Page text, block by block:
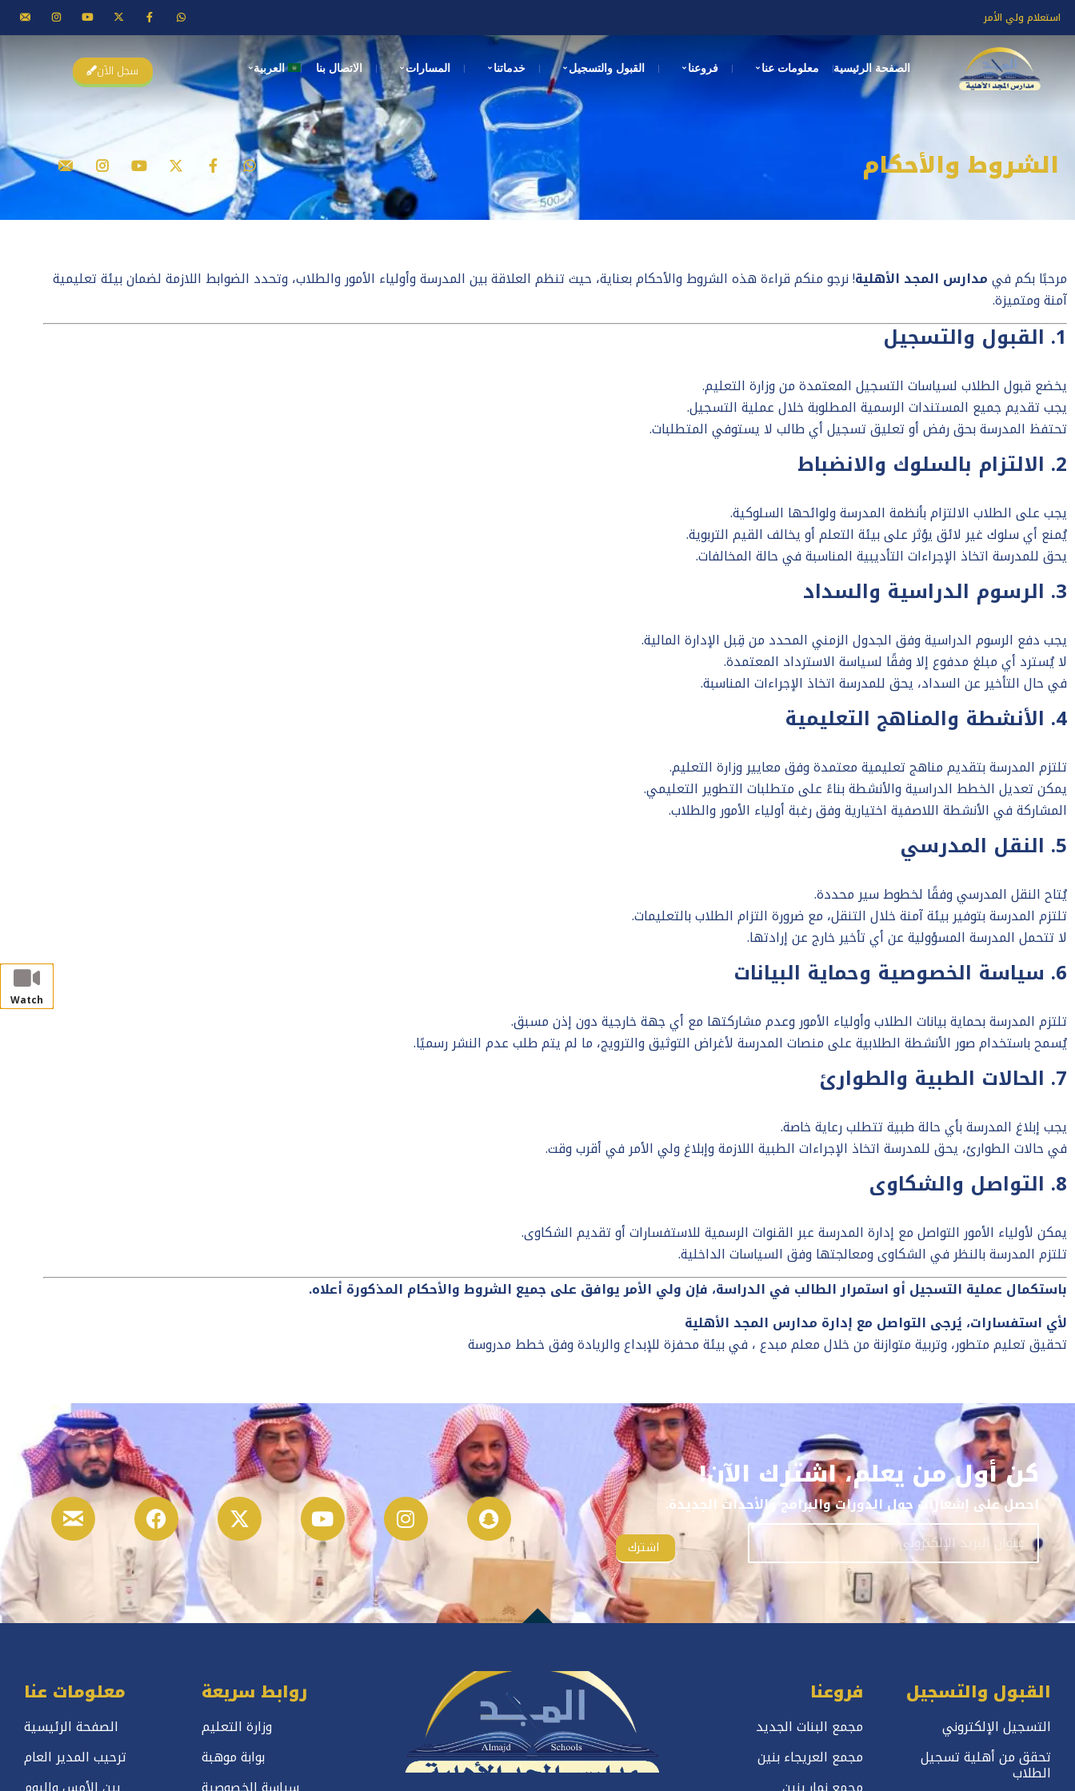
استعلام ولي الأمر
الصفحة الرئيسية معلومات عنا فروعنا القبول والتسجيل خدماتنا المسارات الاتصال بنا العربية سجل الآن You are here:
Home الشروط وال�…
الشروط والأحكام
مرحبًا بكم فيمدارس المجد الأهلية! نرجو منكم قراءة هذه الشروط والأحكام بعناية، حيث تنظم العلاقة بين المدرسة وأولياء الأمور والطلاب، وتحدد الضوابط اللازمة لضمان بيئة تعليمية
آمنة ومتميزة.
1. القبول والتسجيل
يخضع قبول الطلاب لسياسات التسجيل المعتمدة من وزارة التعليم.
يجب تقديم جميع المستندات الرسمية المطلوبة خلال عملية التسجيل.
تحتفظ المدرسة بحق رفض أو تعليق تسجيل أي طالب لا يستوفي المتطلبات.
2. الالتزام بالسلوك والانضباط
يجب على الطلاب الالتزام بأنظمة المدرسة ولوائحها السلوكية.
يُمنع أي سلوك غير لائق يؤثر على بيئة التعلم أو يخالف القيم التربوية.
يحق للمدرسة اتخاذ الإجراءات التأديبية المناسبة في حالة المخالفات.
3. الرسوم الدراسية والسداد
يجب دفع الرسوم الدراسية وفق الجدول الزمني المحدد من قِبل الإدارة المالية.
لا يُسترد أي مبلغ مدفوع إلا وفقًا لسياسة الاسترداد المعتمدة.
في حال التأخير عن السداد، يحق للمدرسة اتخاذ الإجراءات المناسبة.
4. الأنشطة والمناهج التعليمية
تلتزم المدرسة بتقديم مناهج تعليمية معتمدة وفق معايير وزارة التعليم.
يمكن تعديل الخطط الدراسية والأنشطة بناءً على متطلبات التطوير التعليمي.
المشاركة في الأنشطة اللاصفية اختيارية وفق رغبة أولياء الأمور والطلاب.
5. النقل المدرسي
يُتاح النقل المدرسي وفقًا لخطوط سير محددة.
تلتزم المدرسة بتوفير بيئة آمنة خلال التنقل، مع ضرورة التزام الطلاب بالتعليمات.
لا تتحمل المدرسة المسؤولية عن أي تأخير خارج عن إرادتها.
6. سياسة الخصوصية وحماية البيانات
تلتزم المدرسة بحماية بيانات الطلاب وأولياء الأمور وعدم مشاركتها مع أي جهة خارجية دون إذن مسبق.
يُسمح باستخدام صور الأنشطة الطلابية على منصات المدرسة لأغراض التوثيق والترويج، ما لم يتم طلب عدم النشر رسميًا.
7. الحالات الطبية والطوارئ
يجب إبلاغ المدرسة بأي حالة طبية تتطلب رعاية خاصة.
في حالات الطوارئ، يحق للمدرسة اتخاذ الإجراءات الطبية اللازمة وإبلاغ ولي الأمر في أقرب وقت.
8. التواصل والشكاوى
يمكن لأولياء الأمور التواصل مع إدارة المدرسة عبر القنوات الرسمية للاستفسارات أو تقديم الشكاوى.
تلتزم المدرسة بالنظر في الشكاوى ومعالجتها وفق السياسات الداخلية.
باستكمال عملية التسجيل أو استمرار الطالب في الدراسة، فإن ولي الأمر يوافق على جميع الشروط والأحكام المذكورة أعلاه.
لأي استفسارات، يُرجى التواصل مع إدارة مدارس المجد الأهلية
تحقيق تعليم متطور، وتربية متوازنة من خلال معلم مبدع ، في بيئة محفزة للإبداع والريادة وفق خطط مدروسة
كن أول من يعلم، اشترك الآن!
احصل على إشعارات حول الدورات والبرامج والأحداث الجديدة.
اشترك
القبول والتسجيل
التسجيل الإلكتروني
تحقق من أهلية تسجيل
الطلاب
فروعنا
مجمع البنات الجديد
مجمع العريجاء بنين
روابط سريعة
وزارة التعليم
بوابة موهبة
معلومات عنا
الصفحة الرئيسية
ترحيب المدير العام
Watch